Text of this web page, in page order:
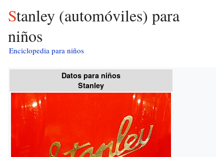
Stanley (automóviles) para
niños
Enciclopedia para niños
Datos para niños
Stanley